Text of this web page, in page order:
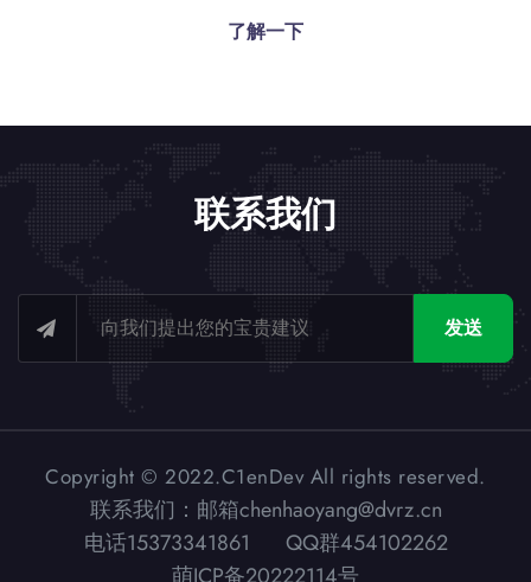
了解一下
联系我们
发送
Copyright © 2022.C1enDev All rights reserved.
联系我们：邮箱chenhaoyang@dvrz.cn
电话15373341861 QQ群454102262
萌ICP备20222114号